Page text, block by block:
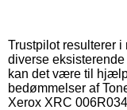
Trustpilot resulterer
diverse
kan det være til
bedømmelser af
Xerox XRC